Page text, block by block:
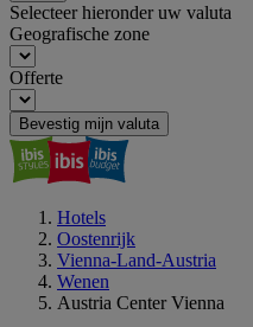
Selecteer hieronder uw valuta
Geografische zone
Offerte
Bevestig mijn valuta
Hotels
Oostenrijk
Vienna-Land-Austria
Wenen
Austria Center Vienna